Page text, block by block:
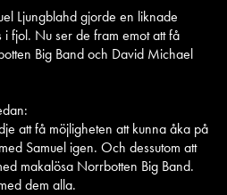
Ljungblahd gjorde en liknade
i fjol. Nu ser de fram emot att få
Big Band och David Michael
att få möjligheten att kunna åka på
Samuel igen. Och dessutom att
makalösa Norrbotten Big Band.
dem alla.